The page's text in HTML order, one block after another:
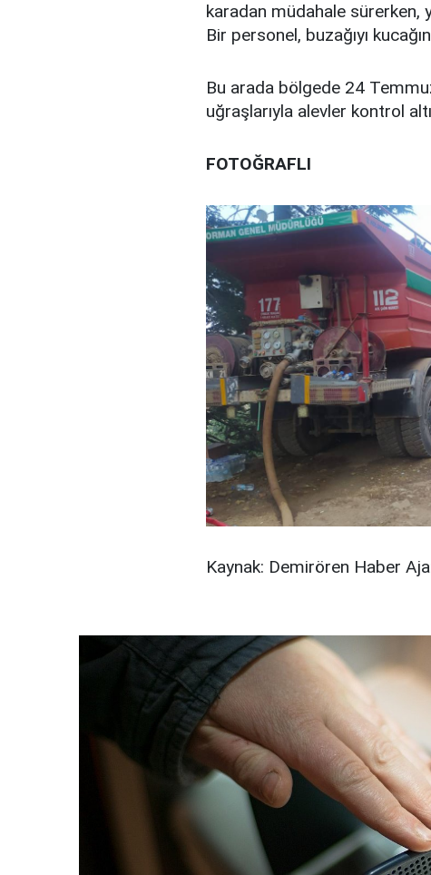
karadan müdahale sürerken,
Bir personel, buzağıyı
Bu arada bölgede 24
uğraşlarıyla alevler kontrol
FOTOĞRAFLI
Kaynak: Demirören Haber